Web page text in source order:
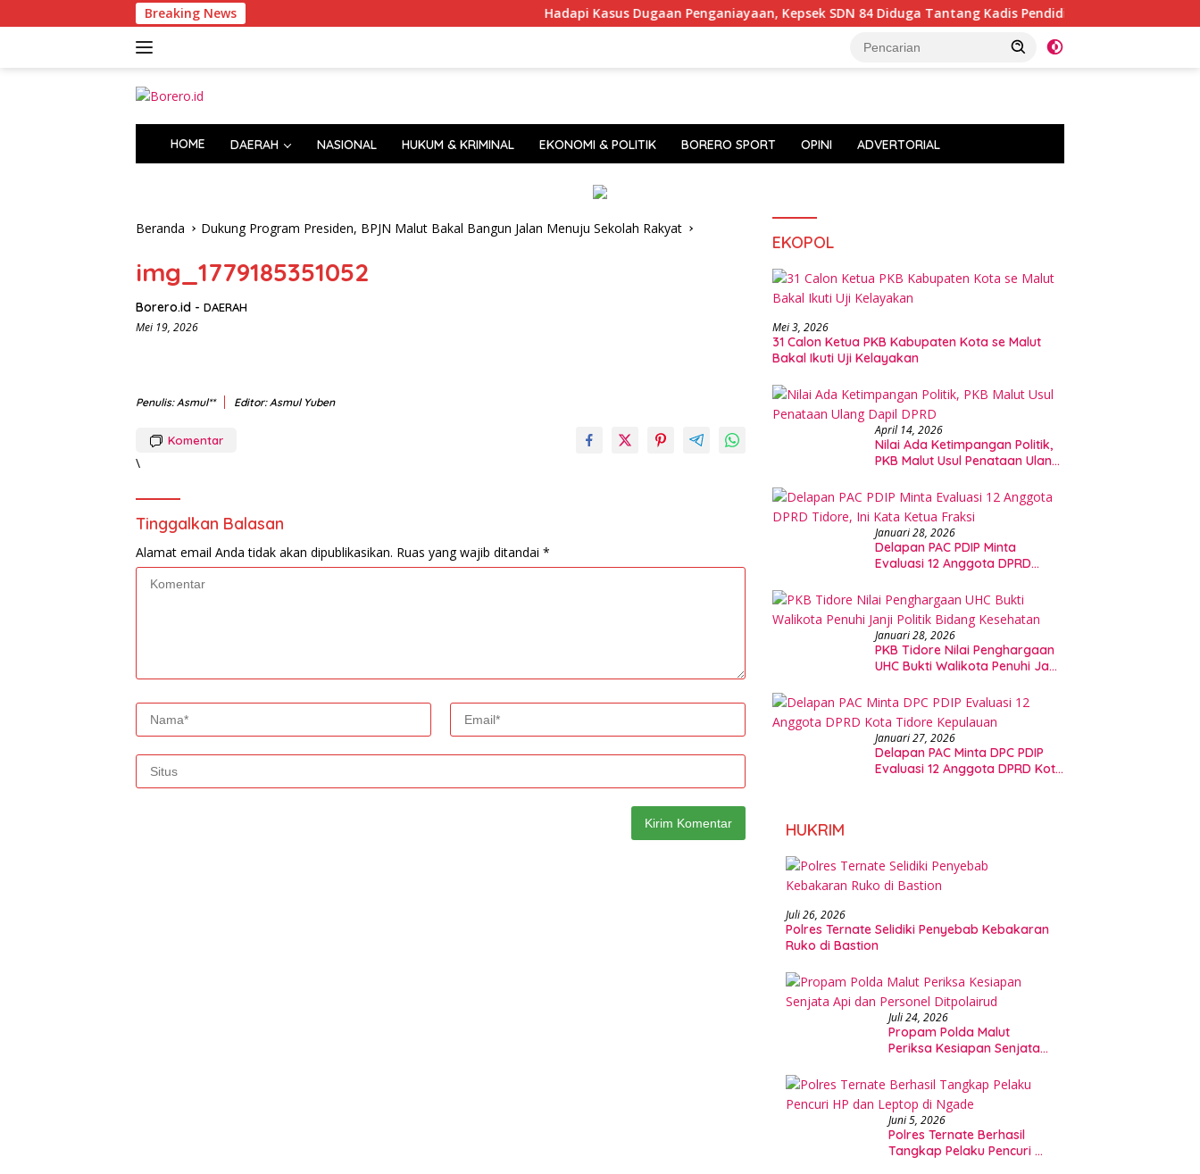
ke
Breaking News Hadapi Kasus Dugaan Penganiayaan, Kepsek SDN 84 Diduga Tantang Kadis Pendidikan Halsel
HOME DAERAH NASIONAL HUKUM & KRIMINAL EKONOMI & POLITIK BORERO SPORT OPINI ADVERTORIAL
Beranda Dukung Program Presiden, BPJN Malut Bakal Bangun Jalan Menuju Sekolah Rakyat
img_1779185351052
Borero.id - DAERAH
Mei 19, 2026
Penulis: Asmul** Editor: Asmul Yuben
Komentar
\
Tinggalkan Balasan
Alamat email Anda tidak akan dipublikasikan. Ruas yang wajib ditandai *
EKOPOL
Mei 3, 2026
31 Calon Ketua PKB Kabupaten Kota se Malut
Bakal Ikuti Uji Kelayakan
April 14, 2026
Nilai Ada Ketimpangan Politik,
PKB Malut Usul Penataan Ulang
Januari 28, 2026
Delapan PAC PDIP Minta
Evaluasi 12 Anggota DPRD
Januari 28, 2026
PKB Tidore Nilai Penghargaan
UHC Bukti Walikota Penuhi Janji
Januari 27, 2026
Delapan PAC Minta DPC PDIP
Evaluasi 12 Anggota DPRD Kota
HUKRIM
Juli 26, 2026
Polres Ternate Selidiki Penyebab Kebakaran
Ruko di Bastion
Juli 24, 2026
Propam Polda Malut
Periksa Kesiapan Senjata
Ditpolairud
Juni 5, 2026
Polres Ternate Berhasil
Tangkap Pelaku Pencuri HP